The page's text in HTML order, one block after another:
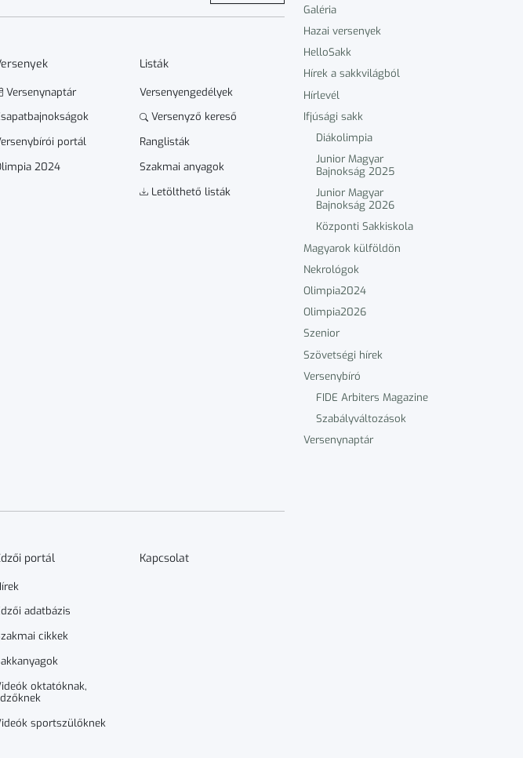
Versenynaptár
portál
2024
Listák
Versenyengedélyek
Versenyző kereső
Ranglisták
Szakmai anyagok
Letölthető listák
portál
adatbázis
cikkek
oktatóknak,
sportszülőknek
Kapcsolat
Galéria
Hazai versenyek
HelloSakk
Hírek a sakkvilágból
Hírlevél
Ifjúsági sakk
Diákolimpia
Junior Magyar
Bajnokság 2025
Junior Magyar
Bajnokság 2026
Központi Sakkiskola
Magyarok külföldön
Nekrológok
Olimpia2024
Olimpia2026
Szenior
Szövetségi hírek
Versenybíró
FIDE Arbiters Magazine
Szabályváltozások
Versenynaptár